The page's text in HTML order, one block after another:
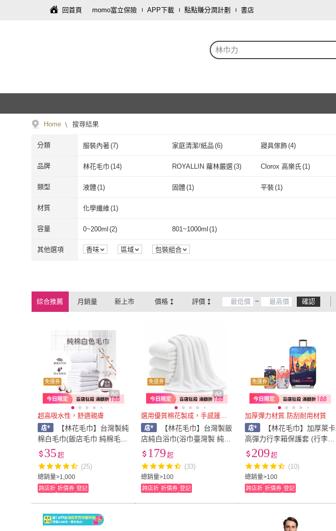
回首頁 momo富立保險 APP下載 點點賺分潤計劃 書店
林巾力
Home 搜尋結果
分類 服裝內著(7) 家庭清潔/紙品 (6) 寢具傢飾(4)
飾品配件 (1) 圖書/影音(1) 車類(1 )
品牌 林花毛巾 (14) ROYALLIN 蘿林嚴選(3) Clorox 高樂氏(1)
林花毛巾 ROYALLIN 蘿林嚴選 Clorox 高樂氏
類型 液體(1) 固體(1) 平裝(1)
液體(1)
材質 化學纖維(1)
化學纖維
容量 0~200ml (2) 801~1000ml (1)
0~200ml 2) 801~1000ml
其他選項 香味 區域 包裝組合
綜合推薦 月銷量 新上市 價格 評價 ~ 確認
Ad
免運券
超高吸水性，舒適親膚
【林花毛巾】台灣製純
棉白毛巾(飯店毛巾 純棉毛巾
白毛巾 美容毛巾 台灣製 美
髮毛巾 吸水毛巾 厚毛巾 廟
會毛巾)
總銷量>1,000
35 起
(25)
跨店折 折價券 登記
Ad
免運券
選用優質棉花製成，手感蓬鬆柔軟
【林花毛巾】台灣製飯
店純白浴巾(浴巾臺灣製 純棉
浴巾 浴巾 吸水浴巾 加大浴
巾 純棉浴巾 白色浴巾 加厚
浴巾 民宿浴巾 飯店浴巾)
總銷量>100
179 起
(33)
跨店折 折價券 登記
免運券
加厚彈力材質.防刮耐用材質
【林花毛巾】加厚萊卡
高彈力行李箱保護套 (行李箱
套 旅行箱套 全尺寸適用 行
李套 彈力行李箱套 彈力箱套
旅行箱套)
總銷量>100
209 起
(10)
跨店折 折價券 登記